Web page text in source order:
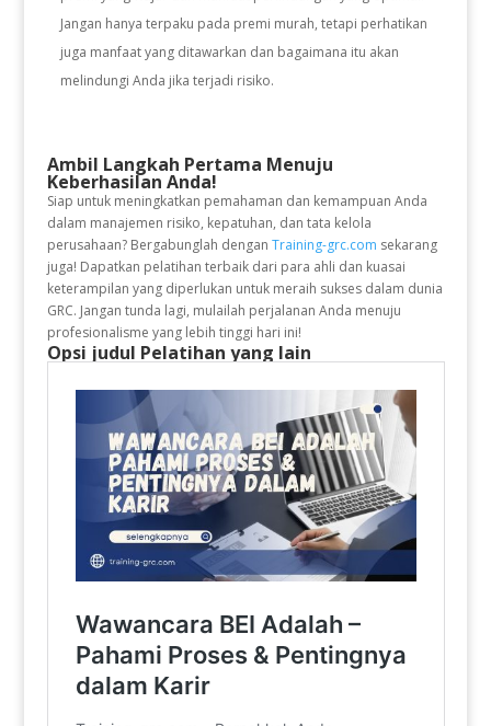
Jangan hanya terpaku pada premi murah, tetapi perhatikan
juga manfaat yang ditawarkan dan bagaimana itu akan
melindungi Anda jika terjadi risiko.
Ambil Langkah Pertama Menuju
Keberhasilan Anda!
Siap untuk meningkatkan pemahaman dan kemampuan Anda
dalam manajemen risiko, kepatuhan, dan tata kelola
perusahaan? Bergabunglah dengan Training-grc.com sekarang
juga! Dapatkan pelatihan terbaik dari para ahli dan kuasai
keterampilan yang diperlukan untuk meraih sukses dalam dunia
GRC. Jangan tunda lagi, mulailah perjalanan Anda menuju
profesionalisme yang lebih tinggi hari ini!
Opsi judul Pelatihan yang lain